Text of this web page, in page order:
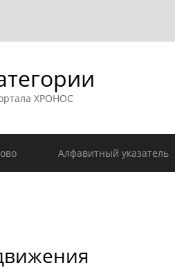
ХРОНОС
Алфавитный указатель